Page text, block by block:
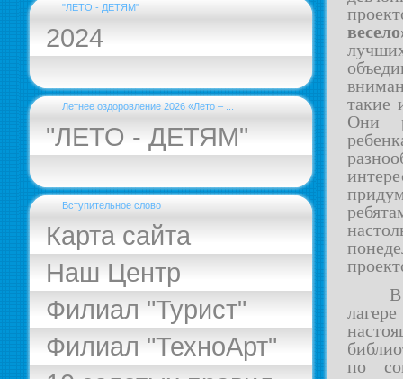
"ЛЕТО - ДЕТЯМ"
2024
Летнее оздоровление 2026 «Лето – ...
"ЛЕТО - ДЕТЯМ"
Вступительное слово
Карта сайта
Наш Центр
Филиал "Турист"
Филиал "ТехноАрт"
такие
Они
по